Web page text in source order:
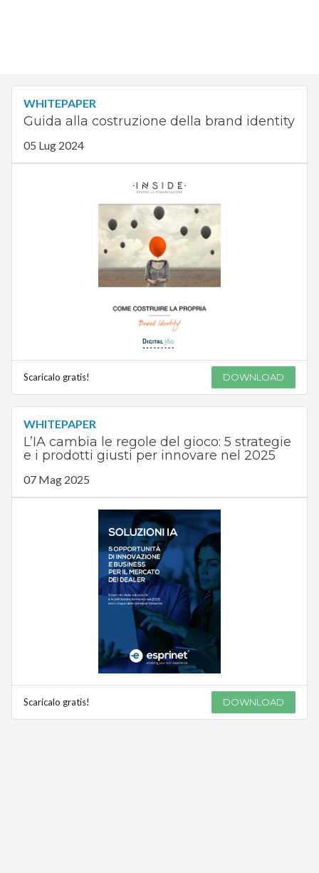
WHITEPAPER
Guida alla costruzione della brand identity
05 Lug 2024
Scaricalo gratis! DOWNLOAD
WHITEPAPER
L’IA cambia le regole del gioco: 5 strategie
e i prodotti giusti per innovare nel 2025
07 Mag 2025
Scaricalo gratis! DOWNLOAD